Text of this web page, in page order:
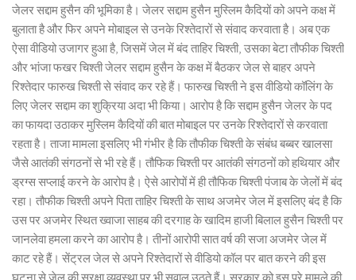
जेलर सद्दाम हुसैन की भूमिका है। जेलर सद्दाम हुसैन मुस्लिम कैदियों को अपने कक्ष में
बुलाता है और फिर अपने मोबाइल से उनके रिश्तेदारों से संवाद करवाता है। अब एक
ऐसा वीडियो उजागर हुआ है, जिसमें जेल में बंद ताहिर चिश्ती, उसका बेटा तौफीक चिश्ती
और भांजा फखर चिश्ती जेलर सद्दाम हुसैन के कक्ष में बैठकर जेल से बाहर अपने
रिश्तेदार फारुख चिश्ती से संवाद कर रहे हैं। फारुख चिश्ती ने इस वीडियो कॉलिंग के
लिए जेलर सद्दाम का शुक्रिया अदा भी किया। आरोप है कि सद्दाम हुसैन जेलर के पद
का फायदा उठाकर मुस्लिम कैदियों की बात मोबाइल पर उनके रिश्तेदारों से करवाता
रहता है। ताजा मामला इसलिए भी गंभीर है कि तौफीक चिश्ती के संबंध बब्बर खालसा
जैसे आतंकी संगठनों से भी रहे हैं। तौफिक चिश्ती पर आतंकी संगठनों को हथियार और
ड्रग्स सप्लाई करने के आरोप है। ऐसे आरोपों में ही तौफिक चिश्ती पंजाब के जेलों में बंद
रहा। तौफीक चिश्ती अपने पिता ताहिर चिश्ती के साथ अजमेर जेल में इसलिए बंद है कि
उस पर अजमेर स्थित ख्वाजा साहब की दरगाह के खादिम हाजी बिलाल हुसैन चिश्ती पर
जानलेवा हमला करने का आरोप है। तीनों आरोपी सात वर्ष की सजा अजमेर जेल में
काट रहे हैं। सेंट्रल जेल से अपने रिश्तेदारों से वीडियो कॉल पर बात करने की इस